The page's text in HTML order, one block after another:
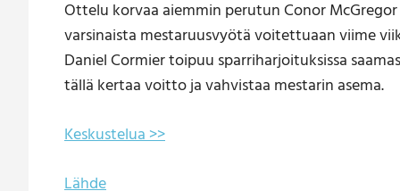
Ottelu korvaa aiemmin perutun Conor
varsinaista mestaruusvyötä voitettuaan viime
Daniel Cormier toipuu sparriharjoituksissa
tällä kertaa voitto ja vahvistaa mestarin asema.
Keskustelua >>
Lähde